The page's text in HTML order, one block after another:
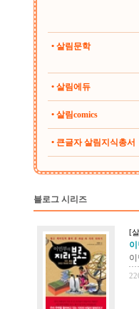
• 살림문학
• 살림에듀
• 살림comics
• 큰글자 살림지식총서
블로그 시리즈
[